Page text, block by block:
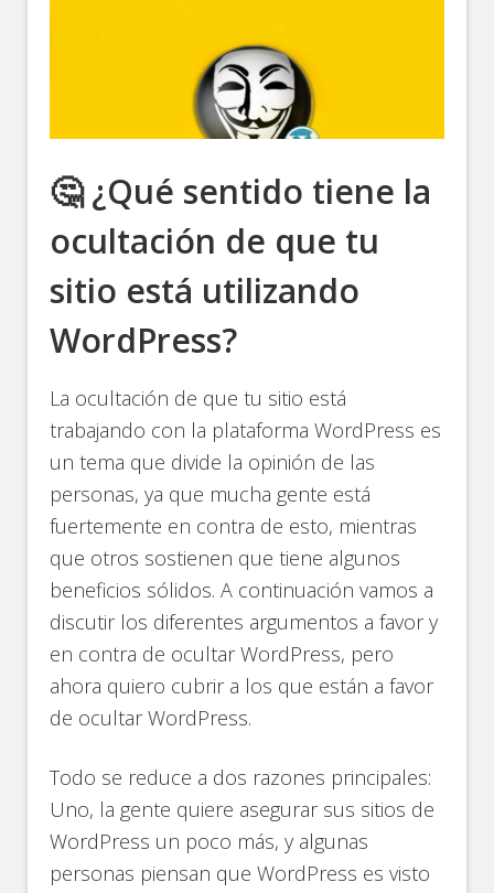
🤔 ¿Qué sentido tiene la
ocultación de que tu
sitio está utilizando
WordPress?
La ocultación de que tu sitio está
trabajando con la plataforma WordPress es
un tema que divide la opinión de las
personas, ya que mucha gente está
fuertemente en contra de esto, mientras
que otros sostienen que tiene algunos
beneficios sólidos. A continuación vamos a
discutir los diferentes argumentos a favor y
en contra de ocultar WordPress, pero
ahora quiero cubrir a los que están a favor
de ocultar WordPress.
Todo se reduce a dos razones principales:
Uno, la gente quiere asegurar sus sitios de
WordPress un poco más, y algunas
personas piensan que WordPress es visto